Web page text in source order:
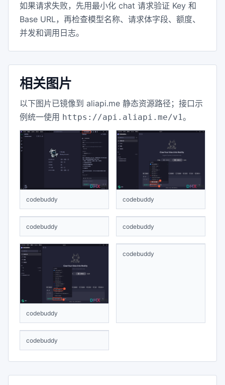
如果请求失败，先用最小化 chat 请求验证 Key 和
Base URL，再检查模型名称、请求体字段、额度、
并发和调用日志。
相关图片
以下图片已镜像到 aliapi.me 静态资源路径；接口示
例统一使用 https://api.aliapi.me/v1。
codebuddy codebuddy
codebuddy